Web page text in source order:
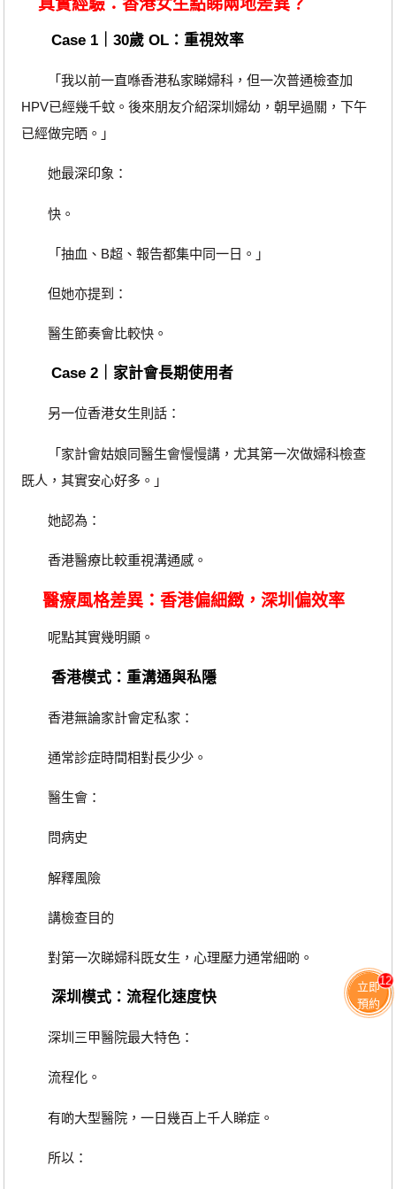
真實經驗：香港女生點睇兩地差異？
Case 1｜30歲 OL：重視效率
「我以前一直喺香港私家睇婦科，但一次普通檢查加
HPV已經幾千蚊。後來朋友介紹深圳婦幼，朝早過關，下午
已經做完晒。」
她最深印象：
快。
「抽血、B超、報告都集中同一日。」
但她亦提到：
醫生節奏會比較快。
Case 2｜家計會長期使用者
另一位香港女生則話：
「家計會姑娘同醫生會慢慢講，尤其第一次做婦科檢查
既人，其實安心好多。」
她認為：
香港醫療比較重視溝通感。
醫療風格差異：香港偏細緻，深圳偏效率
呢點其實幾明顯。
香港模式：重溝通與私隱
香港無論家計會定私家：
通常診症時間相對長少少。
醫生會：
問病史
解釋風險
講檢查目的
對第一次睇婦科既女生，心理壓力通常細啲。
深圳模式：流程化速度快
深圳三甲醫院最大特色：
流程化。
有啲大型醫院，一日幾百上千人睇症。
所以：
立即
預約
12